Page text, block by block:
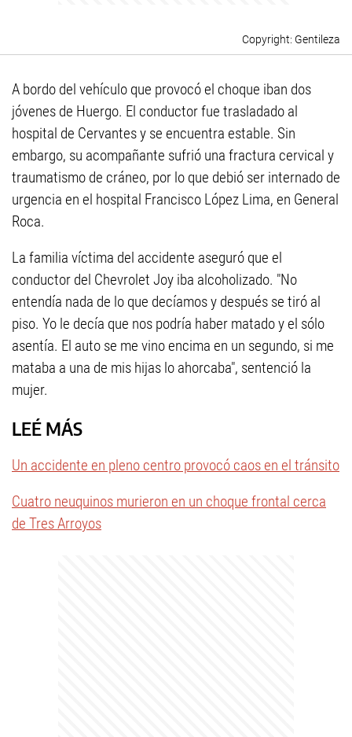
Gentileza
A bordo del vehículo que provocó el choque iban dos
jóvenes de Huergo. El conductor fue trasladado al
hospital de Cervantes y se encuentra estable. Sin
embargo, su acompañante sufrió una fractura cervical y
traumatismo de cráneo, por lo que debió ser internado de
urgencia en el hospital Francisco López Lima, en General
Roca.
La familia víctima del accidente aseguró que el
conductor del Chevrolet Joy iba alcoholizado. "No
entendía nada de lo que decíamos y después se tiró al
piso. Yo le decía que nos podría haber matado y el sólo
asentía. El auto se me vino encima en un segundo, si me
mataba a una de mis hijas lo ahorcaba", sentenció la
mujer.
LEÉ MÁS
Un accidente en pleno centro provocó caos en el tránsito
Cuatro neuquinos murieron en un choque frontal cerca
de Tres Arroyos